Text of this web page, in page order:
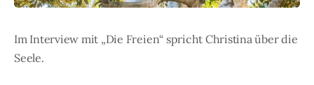
Im Interview mit „Die Freien“ spricht Christina über die
Seele.